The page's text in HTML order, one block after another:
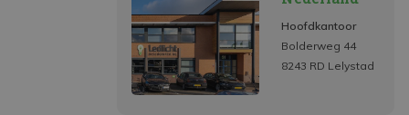
Hoofdkantoor
Bolderweg 44
8243 RD Lelystad